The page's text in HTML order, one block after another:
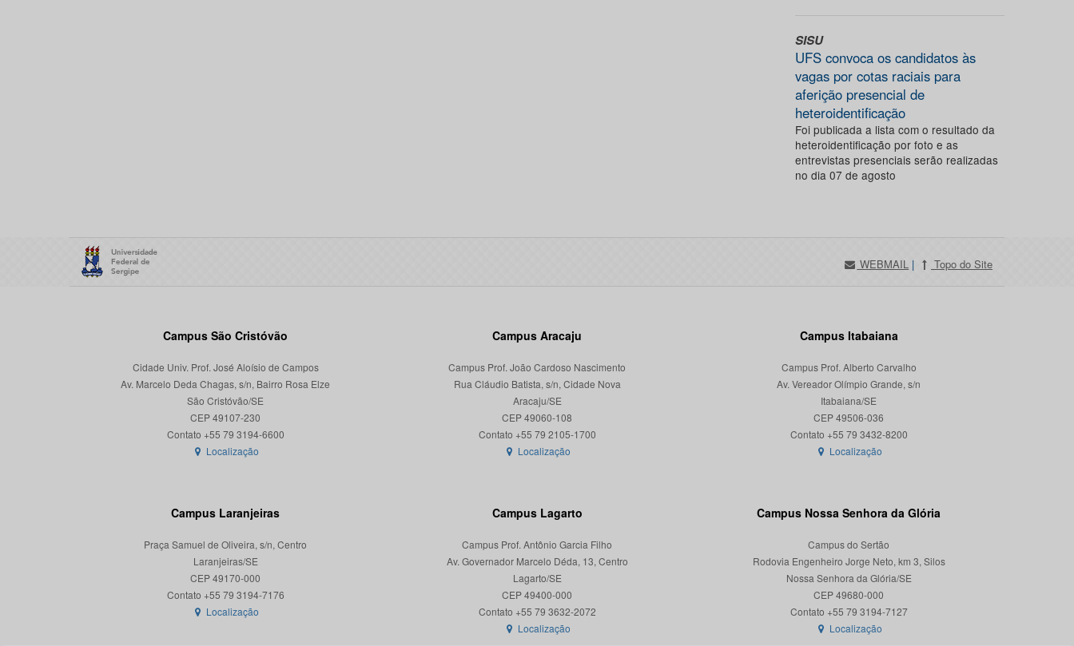
SISU
UFS convoca os candidatos às
vagas por cotas raciais para
aferição presencial de
heteroidentificação
Foi publicada a lista com o resultado da
heteroidentificação por foto e as
entrevistas presenciais serão realizadas
no dia 07 de agosto
WEBMAIL | Topo do Site
Campus São Cristóvão
Cidade Univ. Prof. José Aloísio de Campos
Av. Marcelo Deda Chagas, s/n, Bairro Rosa Elze
São Cristóvão/SE
CEP 49107-230
Localização
Campus Aracaju
Campus Prof. João Cardoso Nascimento
Rua Cláudio Batista, s/n, Cidade Nova
Aracaju/SE
CEP 49060-108
Localização
Campus Itabaiana
Campus Prof. Alberto Carvalho
Av. Vereador Olímpio Grande, s/n
Itabaiana/SE
CEP 49506-036
Localização
Campus Laranjeiras
Praça Samuel de Oliveira, s/n, Centro
Laranjeiras/SE
CEP 49170-000
Localização
Campus Lagarto
Campus Prof. Antônio Garcia Filho
Av. Governador Marcelo Déda, 13, Centro
Lagarto/SE
CEP 49400-000
Localização
Campus Nossa Senhora da Glória
Campus do Sertão
Rodovia Engenheiro Jorge Neto, km 3, Silos
Nossa Senhora da Glória/SE
CEP 49680-000
Contato +55 79 3194-7127
Localização